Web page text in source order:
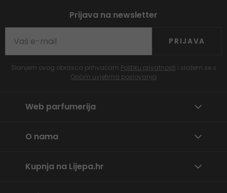
Prijava na newsletter
PRIJAVA
Slanjem ovog obrasca prihvaćam Politiku privatnosti i slažem se s
Općim uvjetima poslovanja
Web parfumerija
O nama
Kupnja na Lijepa.hr